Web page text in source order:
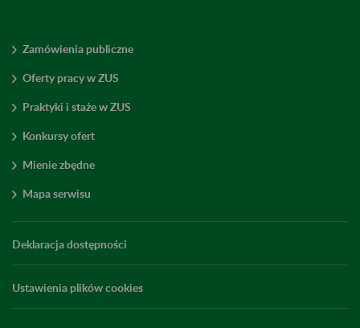
Zamówienia publiczne
Oferty pracy w ZUS
Praktyki i staże w ZUS
Konkursy ofert
Mienie zbędne
Mapa serwisu
Deklaracja dostępności
Ustawienia plików cookies